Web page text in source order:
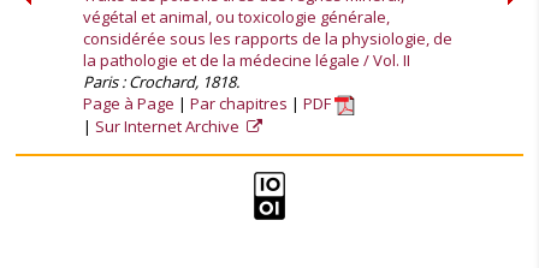
végétal et animal, ou toxicologie générale,
considérée sous les rapports de la physiologie, de
la pathologie et de la médecine légale / Vol. II
Paris : Crochard, 1818.
Page à Page
Par chapitres
PDF
Sur Internet Archive